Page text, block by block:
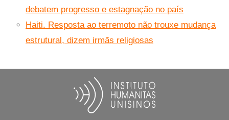
debatem progresso e estagnação no país
Haiti. Resposta ao terremoto não trouxe mudança
estrutural, dizem irmãs religiosas